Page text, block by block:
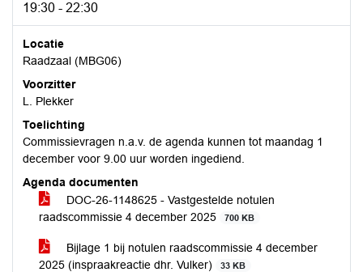
19:30 - 22:30
Locatie
Raadzaal (MBG06)
Voorzitter
L. Plekker
Toelichting
Commissievragen n.a.v. de agenda kunnen tot maandag 1
december voor 9.00 uur worden ingediend.
Agenda documenten
DOC-26-1148625 - Vastgestelde notulen
raadscommissie 4 december 2025
700 KB
Bijlage 1 bij notulen raadscommissie 4 december
2025 (inspraakreactie dhr. Vulker)
33 KB